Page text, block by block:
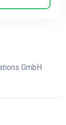
GmbH